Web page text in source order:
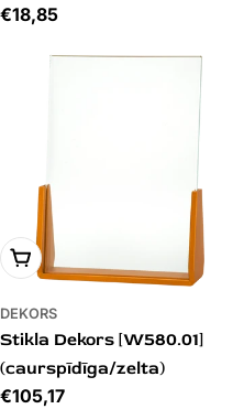
Cena
€18,85
PIEVIENOT GROZAM
DEKORS
Stikla Dekors [W580.01]
(caurspīdīga/zelta)
Cena
€105,17